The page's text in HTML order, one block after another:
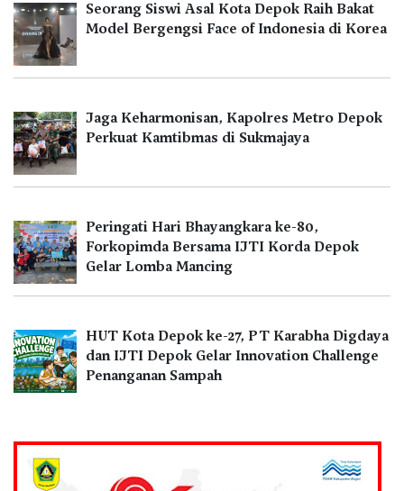
Seorang Siswi Asal Kota Depok Raih Bakat
Model Bergengsi Face of Indonesia di Korea
Jaga Keharmonisan, Kapolres Metro Depok
Perkuat Kamtibmas di Sukmajaya
Peringati Hari Bhayangkara ke-80,
Forkopimda Bersama IJTI Korda Depok
Gelar Lomba Mancing
HUT Kota Depok ke-27, PT Karabha Digdaya
dan IJTI Depok Gelar Innovation Challenge
Penanganan Sampah